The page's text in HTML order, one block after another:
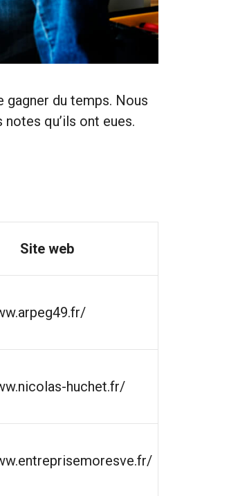
du temps. Nous
qu’ils ont eues.
Site web
huchet.fr/